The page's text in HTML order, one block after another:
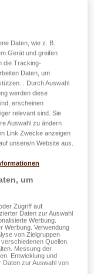
Daten, wie z. B.
Gerät und greifen
die Tracking-
Daten, um
. Durch Auswahl
werden diese
erscheinen
relevant sind. Sie
Auswahl zu ändern
Link Zwecke anzeigen
unsere/n Website aus.
um
Zugriff auf
Daten zur Auswahl
Werbung.
Werbung. Verwendung
von Zielgruppen
Quellen.
Messung der
Entwicklung und
Daten zur Auswahl von